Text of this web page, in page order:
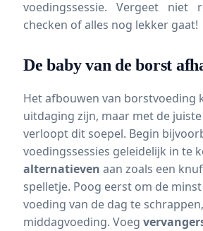
voedingssessie. Vergeet niet
checken of alles nog lekker gaat!
De baby van de borst
Het afbouwen van borstvoeding
uitdaging zijn, maar met de
verloopt dit soepel. Begin
voedingssessies geleidelijk in te
alternatieven aan zoals een
spelletje. Poog eerst om de
voeding van de dag te
middagvoeding. Voeg